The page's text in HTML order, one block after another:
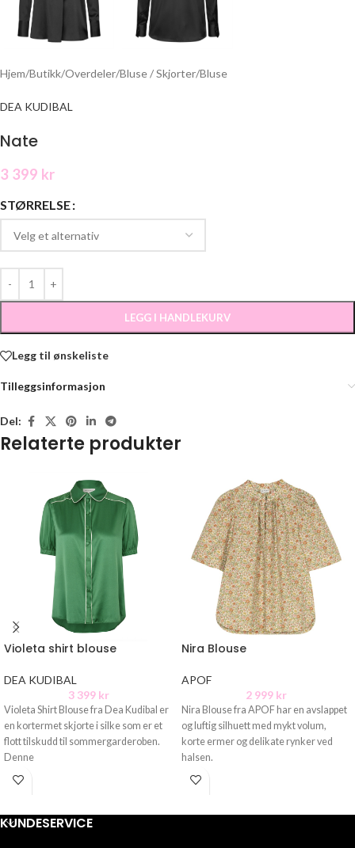
Hjem/Butikk/Overdeler/Bluse / Skjorter/Bluse
DEA KUDIBAL
Nate
3 399 kr
STØRRELSE
LEGG I HANDLEKURV
Legg til ønskeliste
Tilleggsinformasjon
Del:
Relaterte produkter
Violeta shirt blouse
DEA KUDIBAL
3 399 kr
Violeta Shirt Blouse fra Dea Kudibal er
en kortermet skjorte i silke som er et
flott tilskudd til sommergarderoben.
Denne
Nira Blouse
APOF
2 999 kr
Nira Blouse fra APOF har en avslappet
og luftig silhuett med mykt volum,
korte ermer og delikate rynker ved
halsen.
KUNDESERVICE